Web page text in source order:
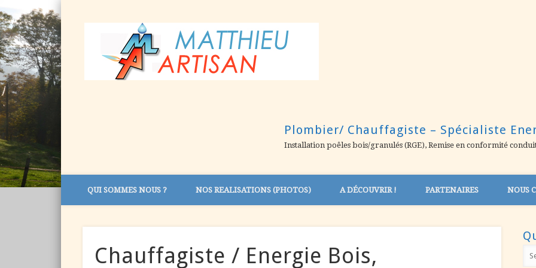
Plombier/ Chauffagiste – Spécialiste
Installation poêles bois/granulés (RGE), Remise en conformité
QUI SOMMES NOUS ? NOS REALISATIONS (PHOTOS) A DÉCOUVRIR ! PARTENAIRES NOUS
Un
Chauffagiste / Energie Bois,